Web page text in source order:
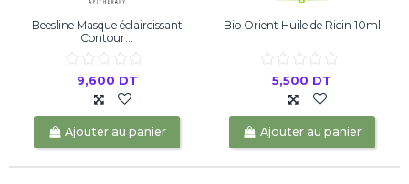
Beesline Masque éclaircissant
Contour...
9,600 DT
Ajouter au panier
Bio Orient Huile de Ricin 10ml
5,500 DT
Ajouter au panier